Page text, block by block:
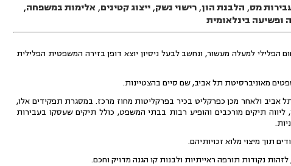
מס, הלבנת הון,רישוי נשק,ייצוג קטינים,אלימות במשפחה,
ופשיעה בינלאומית
הפלילי למעלה מעשור, ונחשב לבעל ניסיון יוצא דופן בזירה המשפטית הפלילית
ולאחר מכן כפרקליט בכיר בפרקליטות מחוז מרכז. במסגרת תפקידים אלו,
תיקים מורכבים והופיע רבות בבתי המשפט, כולל תיקים שעסקו בעבירות
תוך מיצוי מלוא זכויותיהם.
נקודות תורפה ראייתיות ולבנות קו הגנה מדויק וחכם.